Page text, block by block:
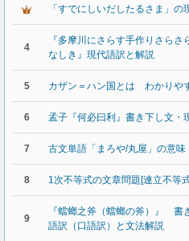
「すでにしいだしたるさま」の
4
『多摩川にさらす手作りさら
なしき』現代語訳と解説
5 カザン＝ハン国とは わかりや
6 孟子『何必曰利』書き下し文・
7 古文単語「まろや/丸屋」の意味
8 1次不等式の文章問題[連立不等
9
『蟷螂之斧（蟷螂の斧）』 書
語訳（口語訳）と文法解説